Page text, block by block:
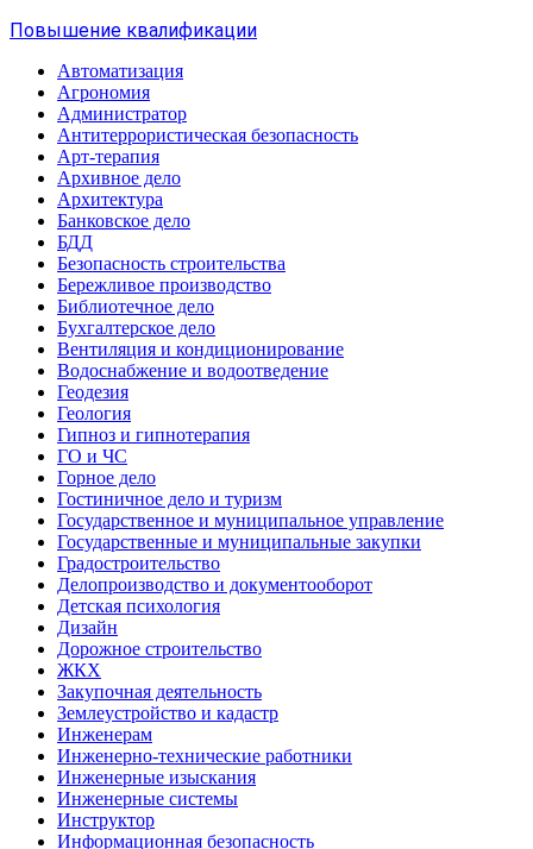
Повышение квалификации
Автоматизация
Агрономия
Администратор
Антитеррористическая безопасность
Арт-терапия
Архивное дело
Архитектура
Банковское дело
БДД
Безопасность строительства
Бережливое производство
Библиотечное дело
Бухгалтерское дело
Вентиляция и кондиционирование
Водоснабжение и водоотведение
Геодезия
Геология
Гипноз и гипнотерапия
ГО и ЧС
Горное дело
Гостиничное дело и туризм
Государственное и муниципальное управление
Государственные и муниципальные закупки
Градостроительство
Делопроизводство и документооборот
Детская психология
Дизайн
Дорожное строительство
ЖКХ
Закупочная деятельность
Землеустройство и кадастр
Инженерам
Инженерно-технические работники
Инженерные изыскания
Инженерные системы
Инструктор
Информационная безопасность